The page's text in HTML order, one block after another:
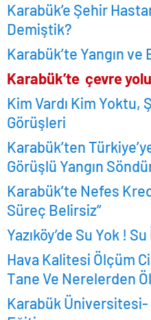
Karabük’e Şehir
Demiştik?
Karabük’te Yangın ve
Karabük’te çevre yolu
Kim Vardı Kim Yoktu,
Görüşleri
Karabük’ten
Görüşlü Yangın
Karabük’te Nefes
Süreç Belirsiz”
Yazıköy’de Su Yok !
Hava Kalitesi Ölçüm
Tane Ve Nerelerden
Karabük